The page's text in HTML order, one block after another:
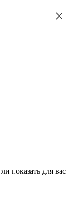
показать для вас